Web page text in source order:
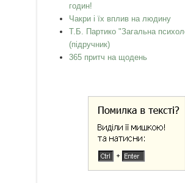
годин!
Чакри і їх вплив на людину
Т.Б. Партико "Загальна
(підручник)
365 притч на щодень